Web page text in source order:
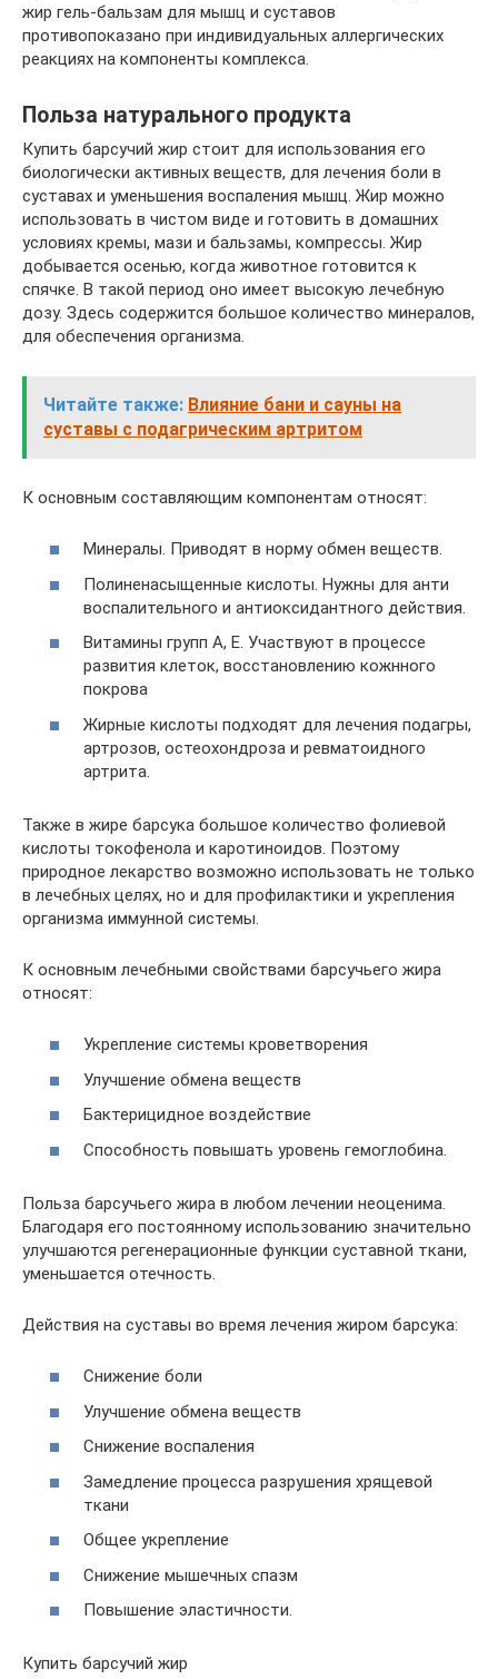
жир гель-бальзам для мышц и суставов
противопоказано при индивидуальных аллергических
реакциях на компоненты комплекса.
Польза натурального продукта
Купить барсучий жир стоит для использования его
биологически активных веществ, для лечения боли в
суставах и уменьшения воспаления мышц. Жир можно
использовать в чистом виде и готовить в домашних
условиях кремы, мази и бальзамы, компрессы. Жир
добывается осенью, когда животное готовится к
спячке. В такой период оно имеет высокую лечебную
дозу. Здесь содержится большое количество минералов,
для обеспечения организма.
Читайте также: Влияние бани и сауны на
суставы с подагрическим артритом
К основным составляющим компонентам относят:
Минералы. Приводят в норму обмен веществ.
Полиненасыщенные кислоты. Нужны для анти
воспалительного и антиоксидантного действия.
Витамины групп А, Е. Участвуют в процессе
развития клеток, восстановлению кожнного
покрова
Жирные кислоты подходят для лечения подагры,
артрозов, остеохондроза и ревматоидного
артрита.
Также в жире барсука большое количество фолиевой
кислоты токофенола и каротиноидов. Поэтому
природное лекарство возможно использовать не только
в лечебных целях, но и для профилактики и укрепления
организма иммунной системы.
К основным лечебными свойствами барсучьего жира
относят:
Укрепление системы кроветворения
Улучшение обмена веществ
Бактерицидное воздействие
Способность повышать уровень гемоглобина.
Польза барсучьего жира в любом лечении неоценима.
Благодаря его постоянному использованию значительно
улучшаются регенерационные функции суставной ткани,
уменьшается отечность.
Действия на суставы во время лечения жиром барсука:
Снижение боли
Улучшение обмена веществ
Снижение воспаления
Замедление процесса разрушения хрящевой
ткани
Общее укрепление
Снижение мышечных спазм
Повышение эластичности.
Купить барсучий жир